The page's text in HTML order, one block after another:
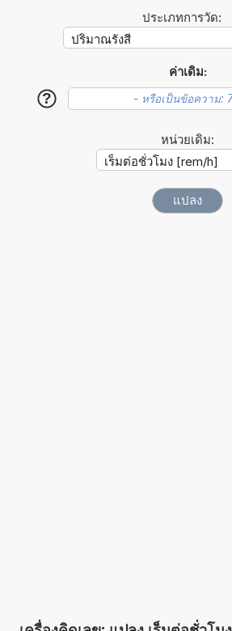
ประเภทการวัด:
ค่าเดิม:
?
หน่วยเดิม: